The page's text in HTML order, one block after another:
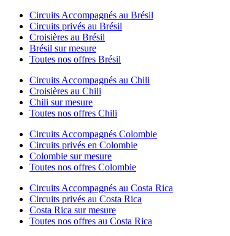
Circuits Accompagnés au Brésil
Circuits privés au Brésil
Croisières au Brésil
Brésil sur mesure
Toutes nos offres Brésil
Circuits Accompagnés au Chili
Croisières au Chili
Chili sur mesure
Toutes nos offres Chili
Circuits Accompagnés Colombie
Circuits privés en Colombie
Colombie sur mesure
Toutes nos offres Colombie
Circuits Accompagnés au Costa Rica
Circuits privés au Costa Rica
Costa Rica sur mesure
Toutes nos offres au Costa Rica